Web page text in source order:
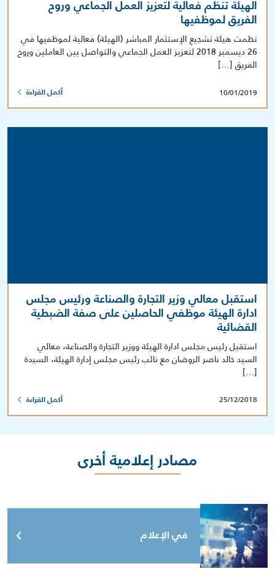
الهيئة تنظم فعالية لتعزيز العمل الجماعي وروح
الفريق لموظفيها
نظمت هيئة تشجيع الإستثمار المباشر (الهيئة) فعالية لموظفيها في
26 ديسمبر 2018 لتعزيز العمل الجماعي والتواصل بين العاملين وروح
الفريق […]
10/01/2019 أكمل القراءة
استقبل معالي وزير التجارة والصناعة ورئيس مجلس
ادارة الهيئة موظفي الحاصلين على صفة الضبطية
القضائية
استقبل رئيس مجلس ادارة الهيئة ووزير التجارة والصناعة، معالي
السيد خالد ناصر الروضان مع نائب رئيس مجلس إدارة الهيئة، السيدة
[…]
25/12/2018 أكمل القراءة
مصادر إعلامية أخرى
في الإعلام